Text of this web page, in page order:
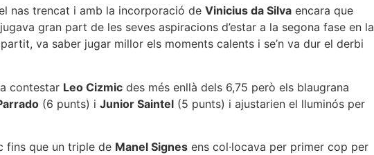
nas trencat i amb la incorporació de Vinicius da Silva encara que
gran part de les seves aspiracions d’estar a la segona fase en la
va saber jugar millor els moments calents i se’n va dur el derbi
contestar Leo Cizmic des més enllà dels 6,75 però els blaugrana
(6 punts) i Junior Saintel (5 punts) i ajustarien el lluminós per
fins que un triple de Manel Signes ens col·locava per primer cop per